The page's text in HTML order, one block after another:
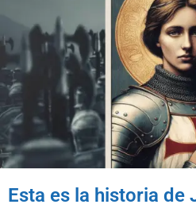
Esta es la historia de